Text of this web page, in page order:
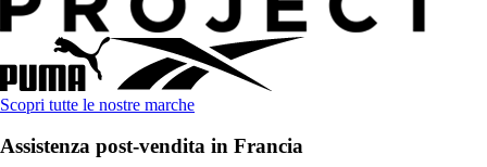
Scopri tutte le nostre marche
Assistenza post-vendita in Francia